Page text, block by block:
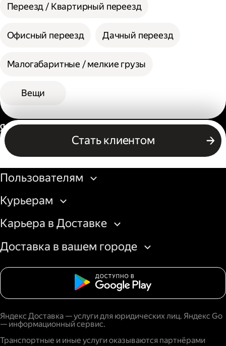
Переезд / Квартирный переезд
Офисный переезд Дачный переезд
Малогабаритные / мелкие грузы
Вещи
Стать клиентом
Россия
Бизнесу
Пользователям
Курьерам
Карьера в Доставке
Доставка в вашем городе
Яндекс Доставка — услуги для юридических лиц. Яндекс Go
— информационный сервис.
Транспортные и иные услуги оказываются партнёрами